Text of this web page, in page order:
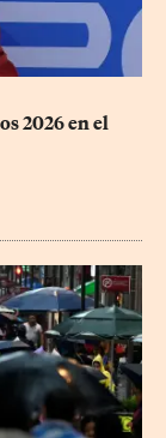
2026 en el